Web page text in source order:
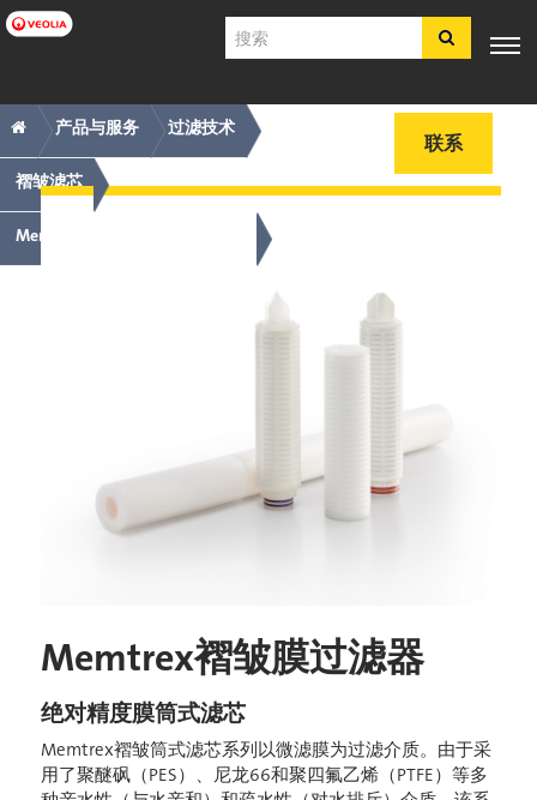
跳
转
要
容
搜
索
主
导
航
专业知
识
行业应
用
产品与服
务
工具
电子商
店​​​​​​​
简体中文
SDS
痕
迹
导
航
产品与服务 过滤技术
褶皱滤芯
Memtrex褶皱膜过滤器 - 膜介质
联系
Memtrex褶皱膜过滤器
绝对精度膜筒式滤芯
Memtrex褶皱筒式滤芯系列以微滤膜为过滤介质。由于采
用了聚醚砜（PES）、尼龙66和聚四氟乙烯（PTFE）等多